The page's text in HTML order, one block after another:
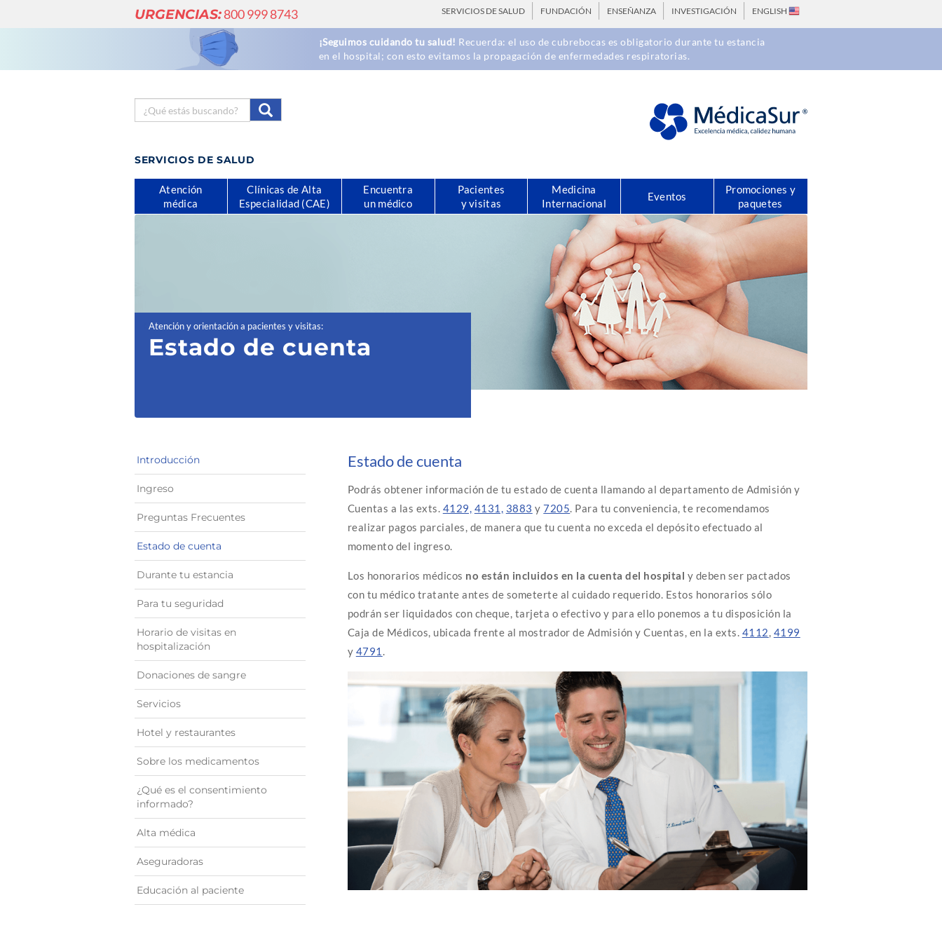
URGENCIAS:800 999 8743 SERVICIOS DE SALUD FUNDACIÓN ENSEÑANZA INVESTIGACIÓN ENGLISH
¡Seguimos cuidando tu salud! Recuerda: el uso de cubrebocas es obligatorio durante tu estancia
en el hospital; con esto evitamos la propagación de enfermedades respiratorias.
SERVICIOS DE SALUD
Atención
médica
Clínicas de Alta
Especialidad (CAE)
Encuentra
un médico
Pacientes
y visitas
Medicina
Internacional
Eventos
Promociones y
paquetes
Atención y orientación a pacientes y visitas:
Estado de cuenta
Estado de cuenta
Podrás obtener información de tu estado de cuenta llamando al departamento de Admisión y
Cuentas a las exts. 4129, 4131, 3883 y7205. Para tu conveniencia, te recomendamos
realizar pagos parciales, de manera que tu cuenta no exceda el depósito efectuado al
momento del ingreso.
Los honorarios médicos no están incluidos en la cuenta del hospital y deben ser pactados
con tu médico tratante antes de someterte al cuidado requerido. Estos honorarios sólo
podrán ser liquidados con cheque, tarjeta o efectivo y para ello ponemos a tu disposición la
Caja de Médicos, ubicada frente al mostrador de Admisión y Cuentas, en la exts. 4112, 4199
y 4791 .
Introducción
Ingreso
Preguntas Frecuentes
Estado de cuenta
Durante tu estancia
Para tu seguridad
Horario de visitas en
hospitalización
Donaciones de sangre
Servicios
Hotel y restaurantes
Sobre los medicamentos
¿Qué es el consentimiento
informado?
Alta médica
Aseguradoras
Educación al paciente